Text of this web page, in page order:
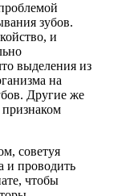
зубов.
и
выделения из
на
Другие же
советуя
и проводить
чтобы